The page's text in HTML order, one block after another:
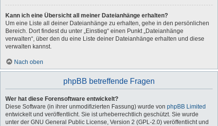
Kann ich eine Übersicht all meiner Dateianhänge erhalten?
Um eine Liste all deiner Dateianhänge zu erhalten, gehe in den persönlichen
Bereich. Dort findest du unter „Einstieg“ einen Punkt „Dateianhänge
verwalten“, über den du eine Liste deiner Dateianhänge erhalten und diese
verwalten kannst.
Nach oben
phpBB betreffende Fragen
Wer hat diese Forensoftware entwickelt?
Diese Software (in ihrer unmodifizierten Fassung) wurde von phpBB Limited
entwickelt und veröffentlicht. Sie ist urheberrechtlich geschützt. Sie wurde
unter der GNU General Public License, Version 2 (GPL-2.0) veröffentlicht und